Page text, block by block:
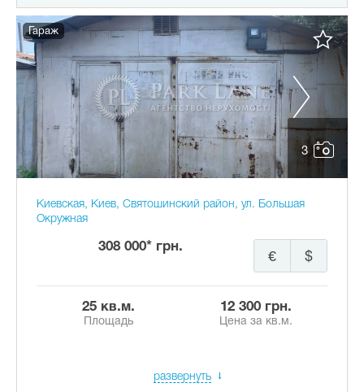
3
Гараж
Киевская, Киев, Святошинский район, ул. Большая
Окружная
308 000* грн.
$
€
25 кв.м.
Площадь
12 300 грн.
Цена за кв.м.
развернуть